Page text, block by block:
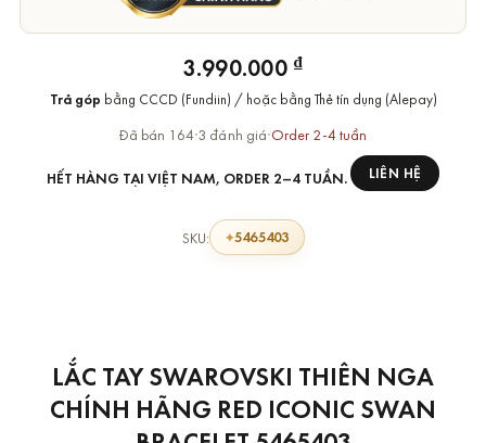
3.990.000 ₫
Trả góp bằng CCCD (Fundiin) / hoặc bằng Thẻ tín dụng (Alepay)
Đã bán 164·3 đánh giá·Order 2-4 tuần
HẾT HÀNG TẠI VIỆT NAM, ORDER 2–4 TUẦN. LIÊN HỆ
SKU: 5465403
LẮC TAY SWAROVSKI THIÊN NGA
CHÍNH HÃNG RED ICONIC SWAN